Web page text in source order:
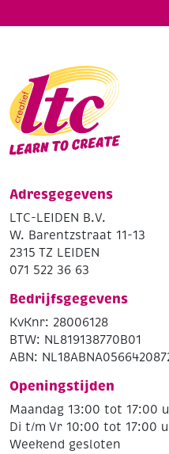
Adresgegevens
LTC-LEIDEN B.V.
W. Barentzstraat 11-13
2315 TZ LEIDEN
071 522 36 63
Bedrijfsgegevens
KvKnr: 28006128
BTW: NL819138770B01
ABN:
Openingstijden
Maandag 13:00 tot 17:00
Di t/m Vr 10:00 tot 17:00
Weekend gesloten